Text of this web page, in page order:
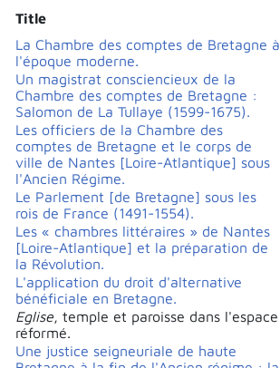
Title
La Chambre des comptes de Bretagne à
l'époque moderne.
Un magistrat consciencieux de la
Chambre des comptes de Bretagne :
Salomon de La Tullaye (1599-1675).
Les officiers de la Chambre des
comptes de Bretagne et le corps de
ville de Nantes [Loire-Atlantique] sous
l'Ancien Régime.
Le Parlement [de Bretagne] sous les
rois de France (1491-1554).
Les « chambres littéraires » de Nantes
[Loire-Atlantique] et la préparation de
la Révolution.
L'application du droit d'alternative
bénéficiale en Bretagne.
Eglise , temple et paroisse dans l'espace
réformé.
Une justice seigneuriale de haute